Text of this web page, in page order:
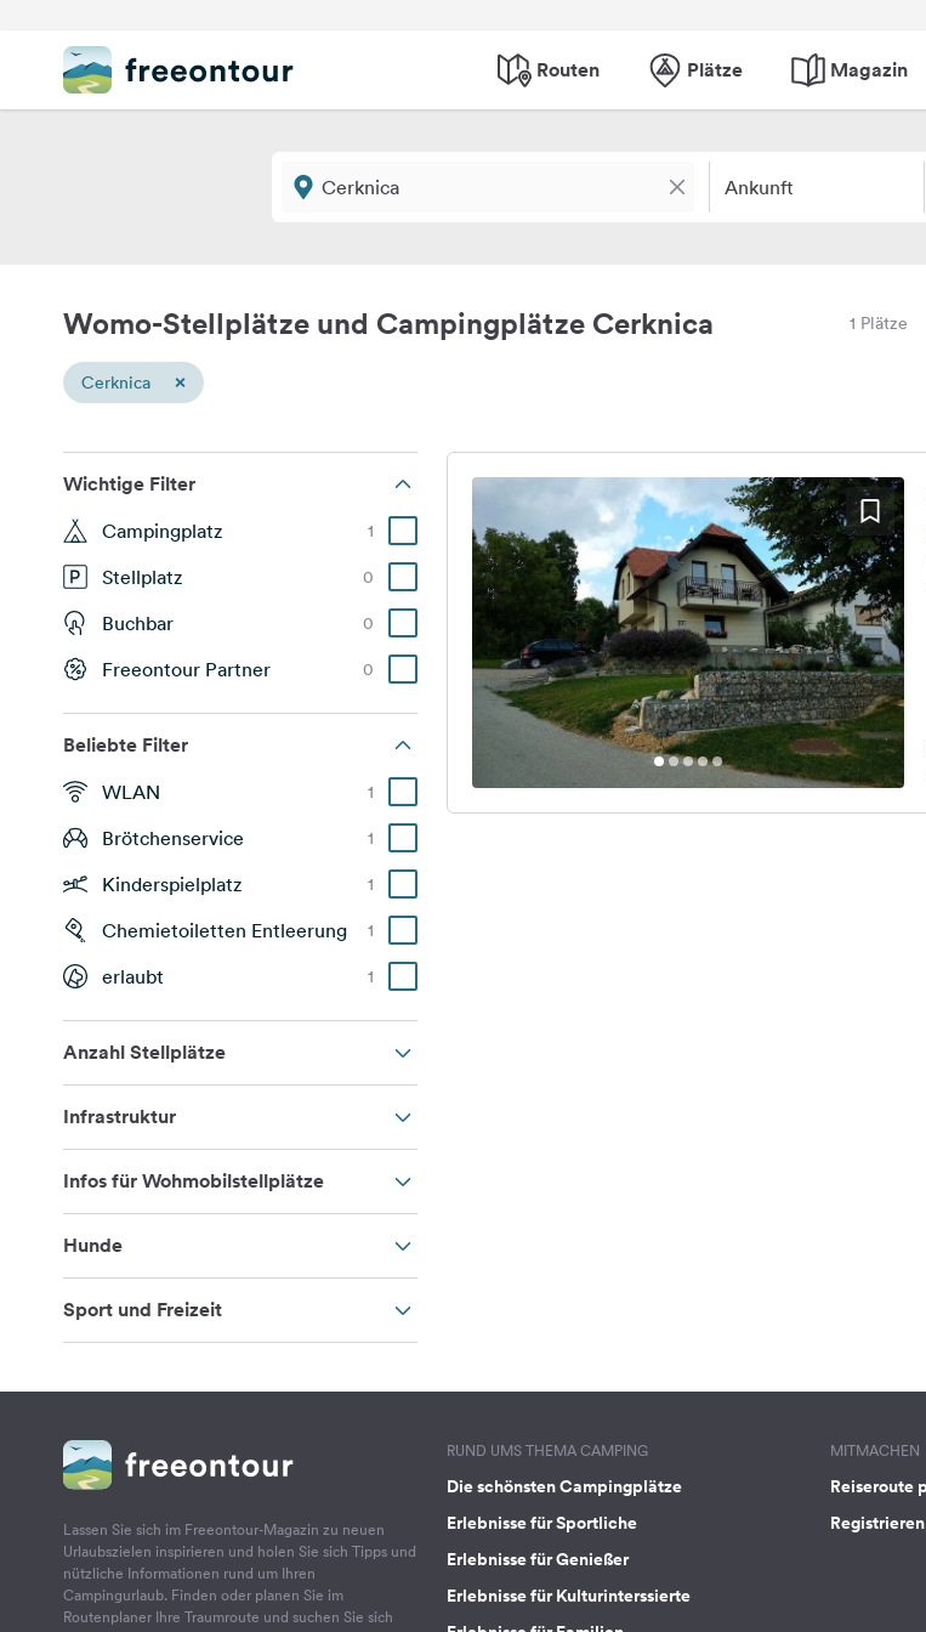
Routen Plätze Magazin
Ankunft
Womo-Stellplätze und Campingplätze Cerknica 1 Plätze
Cerknica ×
Wichtige Filter
Campingplatz 1
Stellplatz 0
Buchbar 0
Freeontour Partner 0
Beliebte Filter
WLAN 1
Brötchenservice 1
Kinderspielplatz 1
Chemietoiletten Entleerung 1
erlaubt 1
Anzahl Stellplätze
Infrastruktur
Infos für Wohmobilstellplätze
Hunde
Sport und Freizeit
Lassen Sie sich im Freeontour-Magazin zu neuen
Urlaubszielen inspirieren und holen Sie sich Tipps und
nützliche Informationen rund um Ihren
Campingurlaub. Finden oder planen Sie im
Routenplaner Ihre Traumroute und suchen Sie sich
RUND UMS THEMA CAMPING
Die schönsten Campingplätze
Erlebnisse für Sportliche
Erlebnisse für Genießer
Erlebnisse für Kulturinterssierte
MITMACHEN
Reiseroute
Registrieren